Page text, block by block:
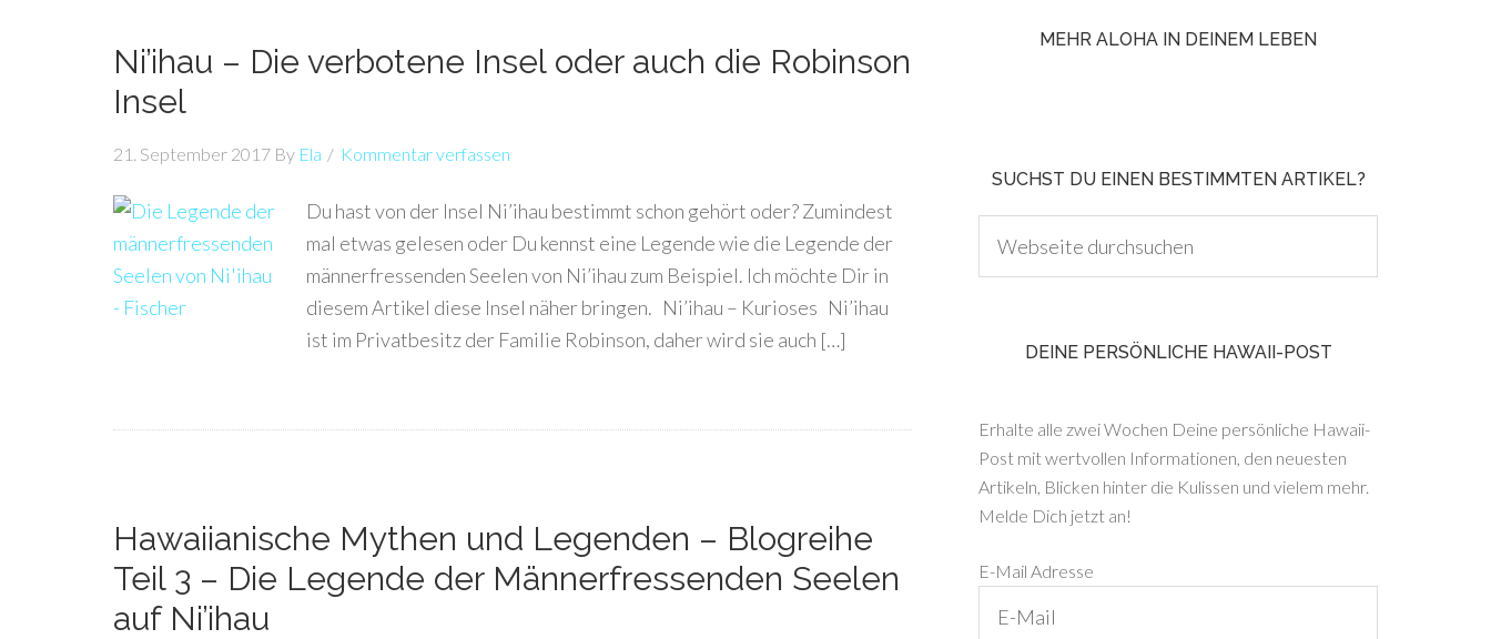
Ni’ihau – Die verbotene Insel oder auch die Robinson
Insel
21. September 2017 By Ela Kommentar verfassen
Du hast von der Insel Ni’ihau bestimmt schon gehört oder? Zumindest
mal etwas gelesen oder Du kennst eine Legende wie die Legende der
männerfressenden Seelen von Ni’ihau zum Beispiel. Ich möchte Dir in
diesem Artikel diese Insel näher bringen. Ni’ihau – Kurioses Ni’ihau
ist im Privatbesitz der Familie Robinson, daher wird sie auch […]
Hawaiianische Mythen und Legenden – Blogreihe
Teil 3 – Die Legende der Männerfressenden Seelen
auf Ni’ihau
MEHR ALOHA IN DEINEM LEBEN
SUCHST DU EINEN BESTIMMTEN ARTIKEL?
DEINE PERSÖNLICHE HAWAII-POST
Erhalte alle zwei Wochen Deine persönliche Hawaii-
Post mit wertvollen Informationen, den neuesten
Artikeln, Blicken hinter die Kulissen und vielem mehr.
Melde Dich jetzt an!
E-Mail Adresse